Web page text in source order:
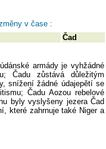
v čase :
Čad
armády je vyhžádné
Čadu zůstává důležitým
snížení žádné údajepětí se
Čadu Aozou rebelové
byly vyslyšeny jezera Čad
které zahrnuje také Niger a